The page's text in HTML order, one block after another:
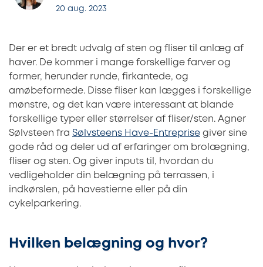
20 aug. 2023
Der er et bredt udvalg af sten og fliser til anlæg af
haver. De kommer i mange forskellige farver og
former, herunder runde, firkantede, og
amøbeformede. Disse fliser kan lægges i forskellige
mønstre, og det kan være interessant at blande
forskellige typer eller størrelser af fliser/sten. Agner
Sølvsteen fra Sølvsteens Have-Entreprise giver sine
gode råd og deler ud af erfaringer om brolægning,
fliser og sten. Og giver inputs til, hvordan du
vedligeholder din belægning på terrassen, i
indkørslen, på havestierne eller på din
cykelparkering.
Hvilken belægning og hvor?